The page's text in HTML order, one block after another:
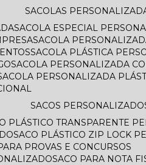
SACOLAS
SACOLA ESPECIAL
SACOLA
SACOLA PLÁSTICA
SACOLA PERSONALIZADA
SACOLA PERSONALIZADA
SACOS
PLÁSTICO TRANSPARENTE
SACO PLÁSTICO ZIP LOCK
PROVAS E CONCURSOS
SACO PARA NOTA